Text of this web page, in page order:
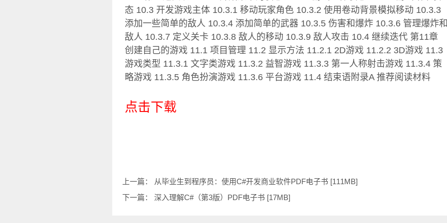
态 10.3 开发游戏主体 10.3.1 移动玩家角色 10.3.2 使用卷动背景模拟移动 10.3.3
添加一些简单的敌人 10.3.4 添加简单的武器 10.3.5 伤害和爆炸 10.3.6 管理爆炸
敌人 10.3.7 定义关卡 10.3.8 敌人的移动 10.3.9 敌人攻击 10.4 继续迭代 第11章
创建自己的游戏 11.1 项目管理 11.2 显示方法 11.2.1 2D游戏 11.2.2 3D游戏 11.3
游戏类型 11.3.1 文字类游戏 11.3.2 益智游戏 11.3.3 第一人称射击游戏 11.3.4 策
略游戏 11.3.5 角色扮演游戏 11.3.6 平台游戏 11.4 结束语附录A 推荐阅读材料
点击下载
上一篇：
从毕业生到程序员：使用C#开发商业软件PDF电子书 [111MB]
下一篇： 深入理解C#（第3版）PDF电子书 [17MB]